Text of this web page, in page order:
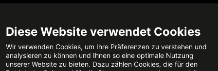
Datenschutz Impressum
Diese Website verwendet Cookies
Wir verwenden Cookies, um Ihre Präferenzen zu verstehen und
analysieren zu können und Ihnen so eine optimale Nutzung
unserer Website zu bieten. Dazu zählen Cookies, die für den